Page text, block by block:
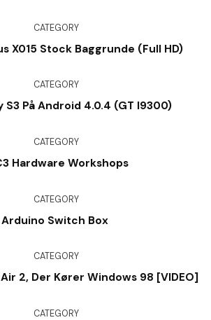
CATEGORY
X015 Stock Baggrunde (Full HD)
CATEGORY
S3 På Android 4.0.4 (GT I9300)
CATEGORY
Hardware Workshops
CATEGORY
Arduino Switch Box
CATEGORY
2, Der Kører Windows 98 [VIDEO]
CATEGORY